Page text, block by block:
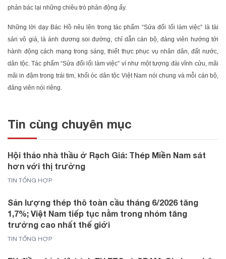
phản bác lại những chiêu trò phản động ấy.
Những lời dạy Bác Hồ nêu lên trong tác phẩm “Sửa đổi lối làm việc” là tài
sản vô giá, là ánh dương soi đường, chỉ dẫn cán bộ, đảng viên hướng tới
hành động cách mạng trong sáng, thiết thực phục vụ nhân dân, đất nước,
dân tộc. Tác phẩm “Sửa đổi lối làm việc” ví như một tượng đài vĩnh cửu, mãi
mãi in đậm trong trái tim, khối óc dân tộc Việt Nam nói chung và mỗi cán bộ,
đảng viên nói riêng.
Tin cùng chuyên mục
Hội thảo nhà thầu ở Rạch Giá: Thép Miền Nam sát
hơn với thị trường
TIN TỔNG HỢP
Sản lượng thép thô toàn cầu tháng 6/2026 tăng
1,7%; Việt Nam tiếp tục nằm trong nhóm tăng
trưởng cao nhất thế giới
TIN TỔNG HỢP